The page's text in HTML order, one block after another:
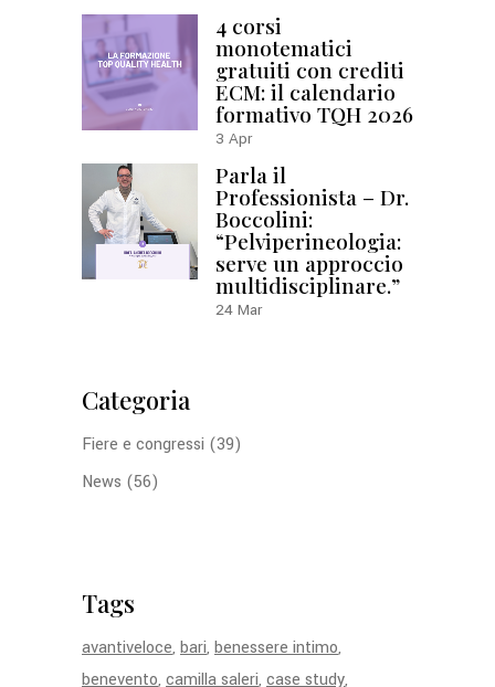
4 corsi
monotematici
gratuiti con crediti
ECM: il calendario
formativo TQH 2026
3 Apr
Parla il
Professionista – Dr.
Boccolini:
“Pelviperineologia:
serve un approccio
multidisciplinare.”
24 Mar
Categoria
Fiere e congressi (39)
News (56)
Tags
avantiveloce bari benessere intimo
benevento camilla saleri case study